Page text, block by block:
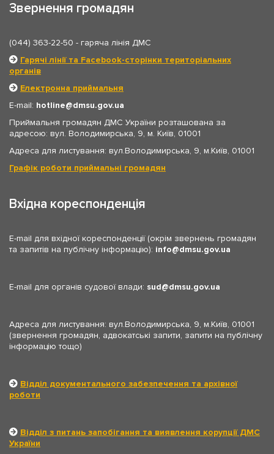
Звернення громадян
(044) 363-22-50 - гаряча лінія ДМС
Гарячі лінії та Facebook-сторінки територіальних
органів
Електронна приймальня
E-mail: hotline
dmsu.gov.ua
Приймальня громадян ДМС України розташована за
адресою: вул. Володимирська, 9, м. Київ, 01001
Адреса для листування: вул.Володимирська, 9, м.Київ, 01001
Графік роботи приймальні громадян
Вхідна кореспонденція
E-mail для вхідної кореспонденції (окрім звернень громадян
та запитів на публічну інформацію): info dmsu.gov.ua
E-mail для органів судової влади: sud dmsu.gov.ua
Адреса для листування: вул.Володимирська, 9, м.Київ, 01001
(звернення громадян, адвокатські запити, запити на публічну
інформацію тощо)
Відділ документального забезпечення та архівної
роботи
Відділ з питань запобігання та виявлення корупції ДМС
України